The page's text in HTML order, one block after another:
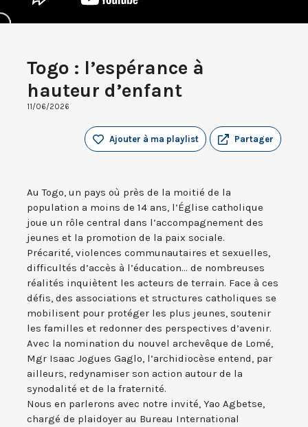
Togo : l’espérance à
hauteur d’enfant
11/06/2026
Partager
Ajouter à ma playlist
Au Togo, un pays où près de la moitié de la
population a moins de 14 ans, l’Église catholique
joue un rôle central dans l’accompagnement des
jeunes et la promotion de la paix sociale.
Précarité, violences communautaires et sexuelles,
difficultés d’accès à l’éducation... de nombreuses
réalités inquiètent les acteurs de terrain. Face à ces
défis, des associations et structures catholiques se
mobilisent pour protéger les plus jeunes, soutenir
les familles et redonner des perspectives d’avenir.
Avec la nomination du nouvel archevêque de Lomé,
Mgr Isaac Jogues Gaglo, l’archidiocèse entend, par
ailleurs, redynamiser son action autour de la
synodalité et de la fraternité.
Nous en parlerons avec notre invité, Yao Agbetse,
chargé de plaidoyer au Bureau International